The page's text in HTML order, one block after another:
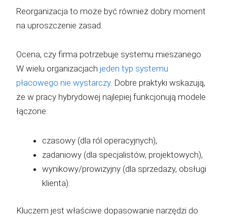
Reorganizacja to może być również dobry moment
na uproszczenie zasad.
Ocena, czy firma potrzebuje systemu mieszanego
W wielu organizacjach jeden typ systemu
płacowego nie wystarczy. Dobre praktyki wskazują,
że w pracy hybrydowej najlepiej funkcjonują modele
łączone:
czasowy (dla ról operacyjnych),
zadaniowy (dla specjalistów, projektowych),
wynikowy/prowizyjny (dla sprzedaży, obsługi
klienta).
Kluczem jest właściwe dopasowanie narzędzi do